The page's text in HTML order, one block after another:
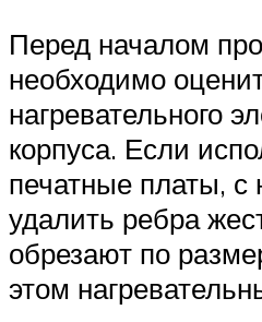
Перед началом
необходимо
нагревательного
корпуса. Если
печатные платы,
удалить ребра
обрезают по
этом